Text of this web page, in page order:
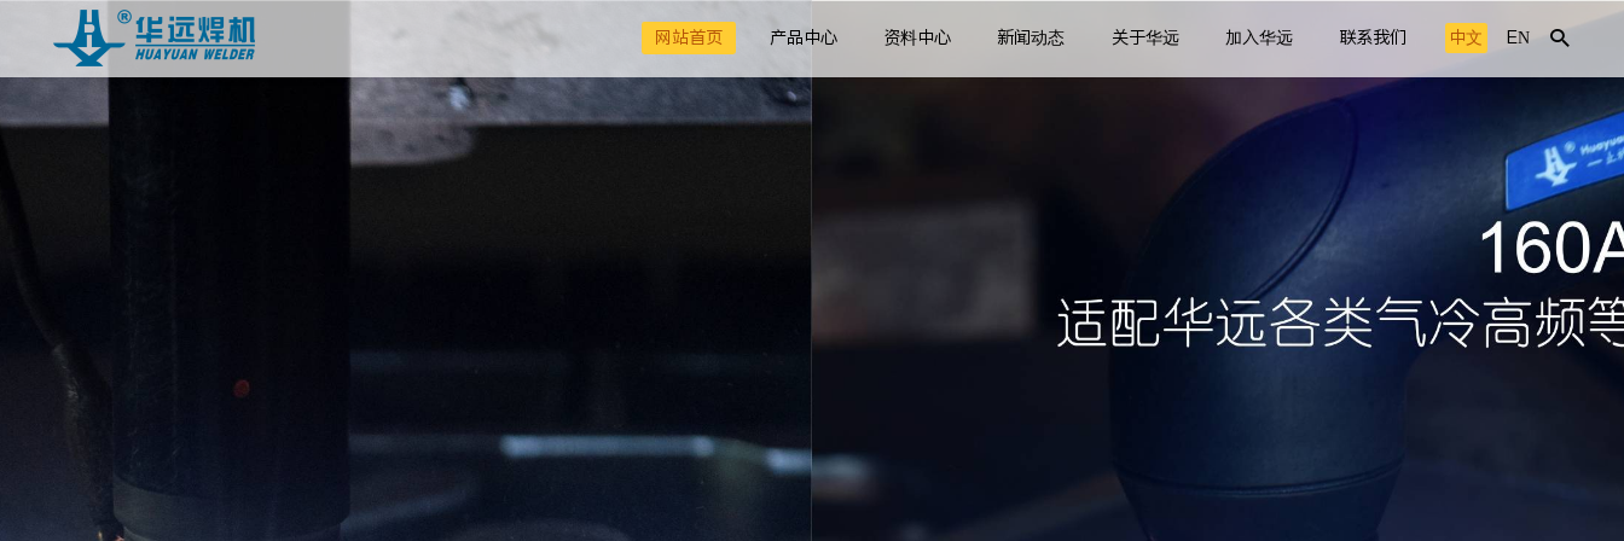
网站首页 产品中心 资料中心 新闻动态 关于华远 加入华远 联系我们 中文 EN 